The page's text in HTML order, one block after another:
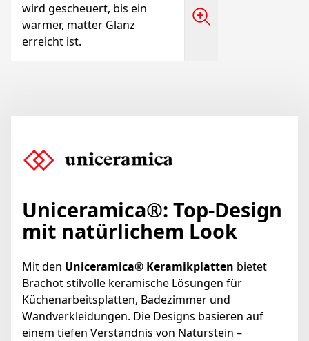
wird gescheuert, bis ein
warmer, matter Glanz
erreicht ist.
Uniceramica®: Top-Design
mit natürlichem Look
Mit den Uniceramica® Keramikplatten bietet
Brachot stilvolle keramische Lösungen für
Küchenarbeitsplatten, Badezimmer und
Wandverkleidungen. Die Designs basieren auf
einem tiefen Verständnis von Naturstein –